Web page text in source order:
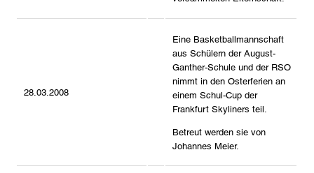
28.03.2008
Eine Basketballmannschaft
aus Schülern der August-
Ganther-Schule und der RSO
nimmt in den Osterferien an
einem Schul-Cup der
Frankfurt Skyliners teil.
Betreut werden sie von
Johannes Meier.